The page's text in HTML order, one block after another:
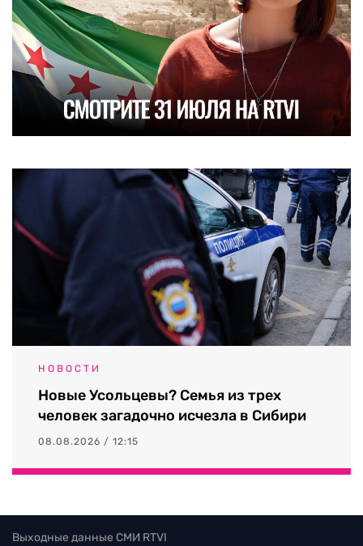
НОВОСТИ
Новые Усольцевы? Семья из трех
человек загадочно исчезла в Сибири
08.08.2026 / 12:15
Выходные данные СМИ RTVI